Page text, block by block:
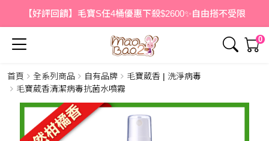
【好評回饋】毛寶S任4桶優惠下殺$2600✨自由搭不受限
0
簡介 內容
首頁 全系列商品 自有品牌
毛寶葳香 | 洗淨病毒
毛寶葳香清潔病毒抗菌水噴霧